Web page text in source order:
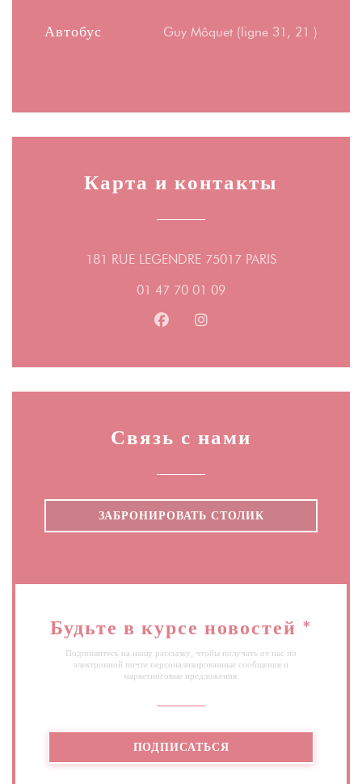
Автобус Guy Môquet (ligne 31, 21 )
Карта и контакты
181 RUE LEGENDRE 75017 PARIS((открывается
01 47 70 01 09
Facebook ((открывается в
Instagram ((открывается
Связь с нами
ЗАБРОНИРОВАТЬ СТОЛИК
Будьте в курсе новостей *
Подпишитесь на нашу рассылку, чтобы получать от нас по
электронной почте персонализированные сообщения и
маркетинговые предложения.
ПОДПИСАТЬСЯ